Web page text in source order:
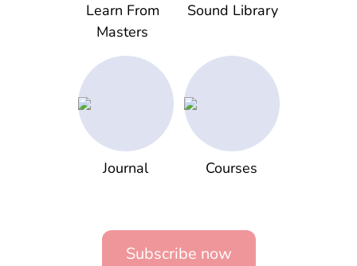
Learn From
Masters
Sound Library
Journal Courses
Subscribe now